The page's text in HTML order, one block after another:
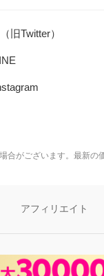
旧Twitter）
がございます。最新の
アフィリエイト